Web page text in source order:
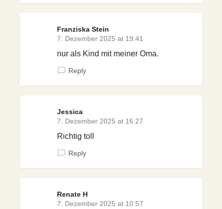
Franziska Stein
7. Dezember 2025 at 19:41
nur als Kind mit meiner Oma.
Reply
Jessica
7. Dezember 2025 at 16:27
Richtig toll
Reply
Renate H
7. Dezember 2025 at 10:57